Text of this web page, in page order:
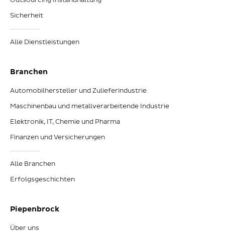
Sicherheit
Alle Dienstleistungen
Branchen
Automobilhersteller und Zulieferindustrie
Maschinenbau und metallverarbeitende Industrie
Elektronik, IT, Chemie und Pharma
Finanzen und Versicherungen
Alle Branchen
Erfolgsgeschichten
Piepenbrock
Über uns